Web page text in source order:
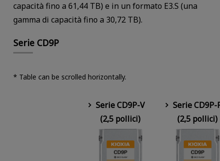
capacità fino a 61,44 TB) e in un formato E3.S (una
gamma di capacità fino a 30,72 TB).
Serie CD9P
* Table can be scrolled horizontally.
Serie CD9P-V
(2,5 pollici)
Serie CD9P-
(2,5 pollici)